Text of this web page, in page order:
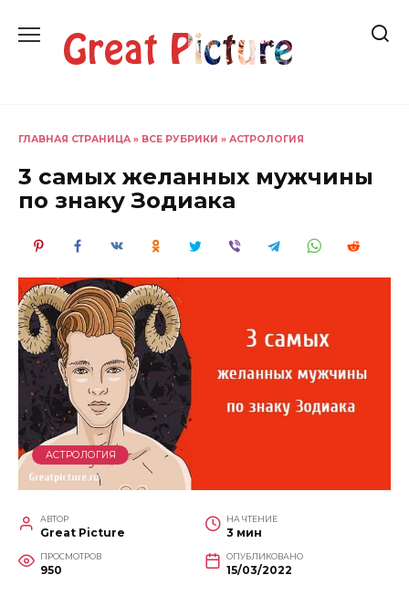
содержанию
ГЛАВНАЯ СТРАНИЦА » ВСЕ РУБРИКИ » АСТРОЛОГИЯ
3 самых желанных мужчины
по знаку Зодиака
АСТРОЛОГИЯ
АВТОР
Great Picture
НА ЧТЕНИЕ
3 мин
ПРОСМОТРОВ
950
ОПУБЛИКОВАНО
15/03/2022